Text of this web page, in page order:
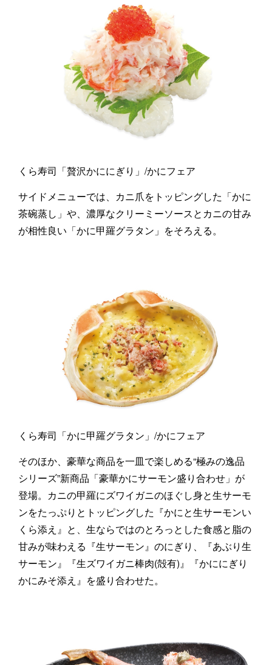
くら寿司「贅沢かににぎり」/かにフェア
サイドメニューでは、カニ爪をトッピングした「かに
茶碗蒸し」や、濃厚なクリーミーソースとカニの甘み
が相性良い「かに甲羅グラタン」をそろえる。
くら寿司「かに甲羅グラタン」/かにフェア
そのほか、豪華な商品を一皿で楽しめる“極みの逸品
シリーズ”新商品「豪華かにサーモン盛り合わせ」が
登場。カニの甲羅にズワイガニのほぐし身と生サーモ
ンをたっぷりとトッピングした『かにと生サーモンい
くら添え』と、生ならではのとろっとした食感と脂の
甘みが味わえる『生サーモン』のにぎり、『あぶり生
サーモン』『生ズワイガニ棒肉(殻有)』『かににぎり
かにみそ添え』を盛り合わせた。